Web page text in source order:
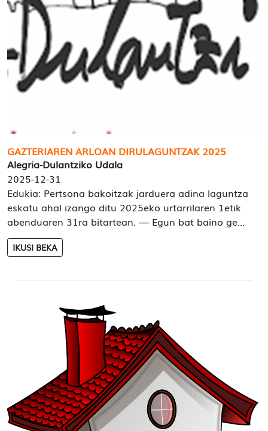
GAZTERIAREN ARLOAN DIRULAGUNTZAK 2025
Alegria-Dulantziko Udala
2025-12-31
Edukia: Pertsona bakoitzak jarduera adina laguntza
eskatu ahal izango ditu 2025eko urtarrilaren 1etik
abenduaren 31ra bitartean. — Egun bat baino ge...
IKUSI BEKA